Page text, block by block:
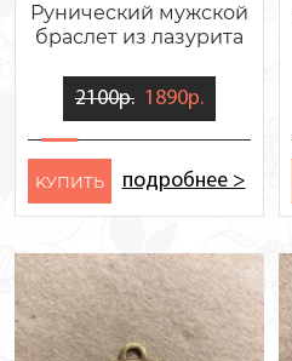
Рунический мужской
браслет из лазурита
2100р. 1890р.
KУПИТЬ подробнее >